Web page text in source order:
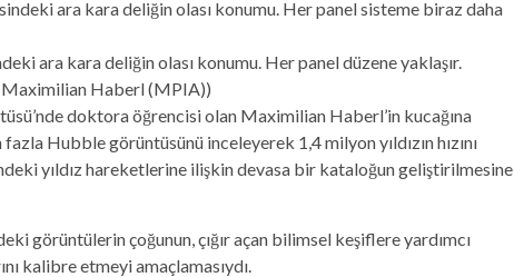
ara kara deliğin olası konumu. Her panel düzene yaklaşır.
Maximilian Haberl (MPIA))
doktora öğrencisi olan Maximilian Haberl’in kucağına
Hubble görüntüsünü inceleyerek 1,4 milyon yıldızın hızını
yıldız hareketlerine ilişkin devasa bir kataloğun geliştirilmesine
görüntülerin çoğunun, çığır açan bilimsel keşiflere yardımcı
kalibre etmeyi amaçlamasıydı.